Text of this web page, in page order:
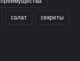
салат секреты